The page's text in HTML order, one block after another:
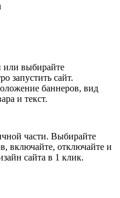
или выбирайте
запустить сайт.
баннеров, вид
и текст.
части. Выбирайте
включайте, отключайте и
сайта в 1 клик.